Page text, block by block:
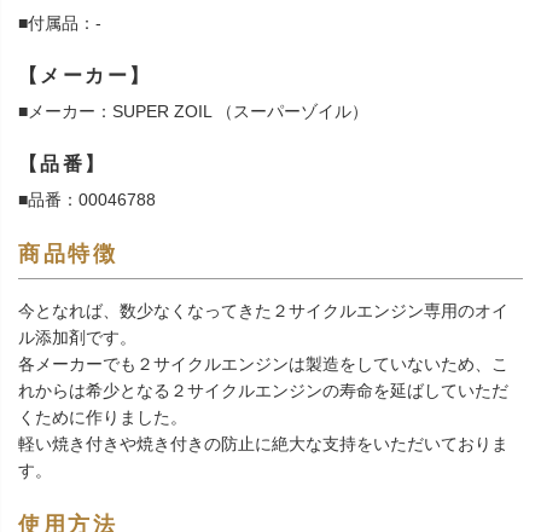
■付属品：-
【メーカー】
■メーカー：SUPER ZOIL （スーパーゾイル）
【品番】
■品番：00046788
商品特徴
今となれば、数少なくなってきた２サイクルエンジン専用のオイ
ル添加剤です。
各メーカーでも２サイクルエンジンは製造をしていないため、こ
れからは希少となる２サイクルエンジンの寿命を延ばしていただ
くために作りました。
軽い焼き付きや焼き付きの防止に絶大な支持をいただいておりま
す。
使用方法